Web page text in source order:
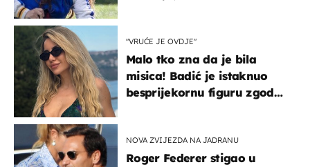
"VRUĆE JE OVDJE"
Malo tko zna da je bila
misica! Badić je istaknuo
besprijekornu figuru zgodne
NOVA ZVIJEZDA NA JADRANU
Roger Federer stigao u